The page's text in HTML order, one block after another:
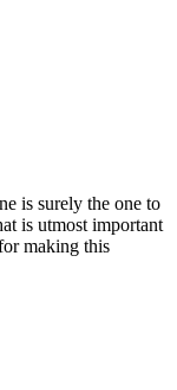
is surely the one to
is utmost important
making this